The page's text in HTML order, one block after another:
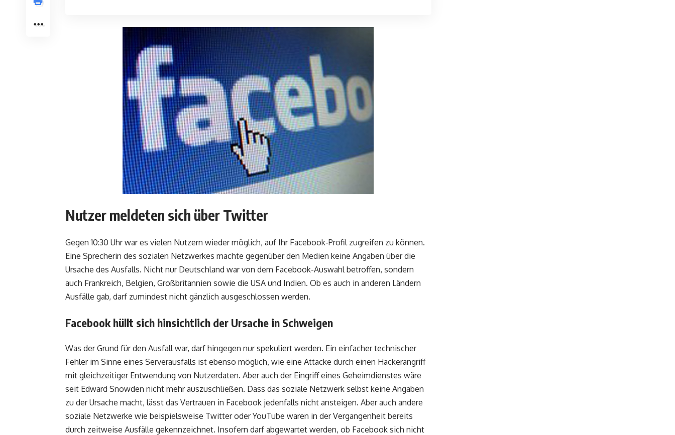
Nutzer meldeten sich über Twitter
Gegen 10:30 Uhr war es vielen Nutzern wieder möglich, auf Ihr Facebook-Profil zugreifen zu können.
Eine Sprecherin des sozialen Netzwerkes machte gegenüber den Medien keine Angaben über die
Ursache des Ausfalls. Nicht nur Deutschland war von dem Facebook-Auswahl betroffen, sondern
auch Frankreich, Belgien, Großbritannien sowie die USA und Indien. Ob es auch in anderen Ländern
Ausfälle gab, darf zumindest nicht gänzlich ausgeschlossen werden.
Facebook hüllt sich hinsichtlich der Ursache in Schweigen
Was der Grund für den Ausfall war, darf hingegen nur spekuliert werden. Ein einfacher technischer
Fehler im Sinne eines Serverausfalls ist ebenso möglich, wie eine Attacke durch einen Hackerangriff
mit gleichzeitiger Entwendung von Nutzerdaten. Aber auch der Eingriff eines Geheimdienstes wäre
seit Edward Snowden nicht mehr auszuschließen. Dass das soziale Netzwerk selbst keine Angaben
zu der Ursache macht, lässt das Vertrauen in Facebook jedenfalls nicht ansteigen. Aber auch andere
soziale Netzwerke wie beispielsweise Twitter oder YouTube waren in der Vergangenheit bereits
durch zeitweise Ausfälle gekennzeichnet. Insofern darf abgewartet werden, ob Facebook sich nicht